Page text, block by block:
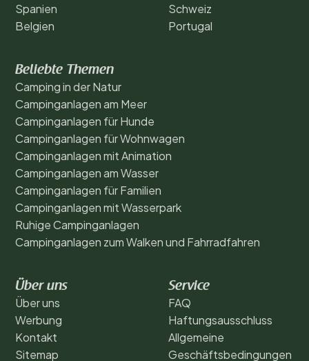
Spanien
Belgien
Schweiz
Portugal
Beliebte Themen
Camping in der Natur
Campinganlagen am Meer
Campinganlagen für Hunde
Campinganlagen für Wohnwagen
Campinganlagen mit Animation
Campinganlagen am Wasser
Campinganlagen für Familien
Campinganlagen mit Wasserpark
Ruhige Campinganlagen
Campinganlagen zum Walken und Fahrradfahren
Über uns
Über uns
Werbung
Kontakt
Sitemap
Service
FAQ
Haftungsausschluss
Allgemeine
Geschäftsbedingungen